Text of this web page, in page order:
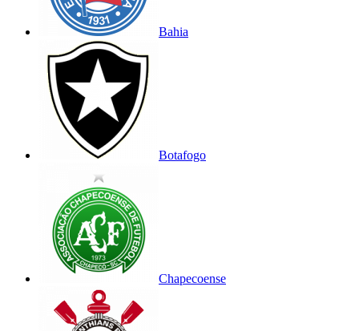
Bahia
Botafogo
Chapecoense